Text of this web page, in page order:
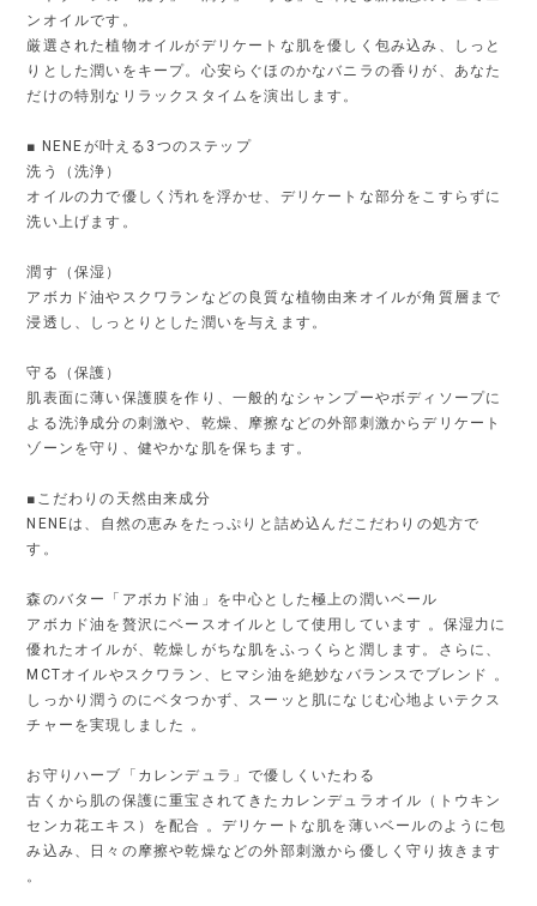
ンオイルです。
厳選された植物オイルがデリケートな肌を優しく包み込み、しっと
りとした潤いをキープ。心安らぐほのかなバニラの香りが、あなた
だけの特別なリラックスタイムを演出します。
■ NENEが叶える3つのステップ
洗う（洗浄）
オイルの力で優しく汚れを浮かせ、デリケートな部分をこすらずに
洗い上げます。
潤す（保湿）
アボカド油やスクワランなどの良質な植物由来オイルが角質層まで
浸透し、しっとりとした潤いを与えます。
守る（保護）
肌表面に薄い保護膜を作り、一般的なシャンプーやボディソープに
よる洗浄成分の刺激や、乾燥、摩擦などの外部刺激からデリケート
ゾーンを守り、健やかな肌を保ちます。
■こだわりの天然由来成分
NENEは、自然の恵みをたっぷりと詰め込んだこだわりの処方で
す。
森のバター「アボカド油」を中心とした極上の潤いベール
アボカド油を贅沢にベースオイルとして使用しています 。保湿力に
優れたオイルが、乾燥しがちな肌をふっくらと潤します。さらに、
MCTオイルやスクワラン、ヒマシ油を絶妙なバランスでブレンド 。
しっかり潤うのにベタつかず、スーッと肌になじむ心地よいテクス
チャーを実現しました 。
お守りハーブ「カレンデュラ」で優しくいたわる
古くから肌の保護に重宝されてきたカレンデュラオイル（トウキン
センカ花エキス）を配合 。デリケートな肌を薄いベールのように包
み込み、日々の摩擦や乾燥などの外部刺激から優しく守り抜きます
。